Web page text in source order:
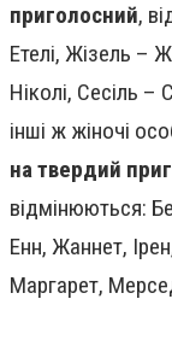
приголосний,
Етелі, Жізель –
Ніколі, Сесіль –
інші ж жіночі
на твердий
відмінюються:
Енн, Жаннет,
Маргарет,